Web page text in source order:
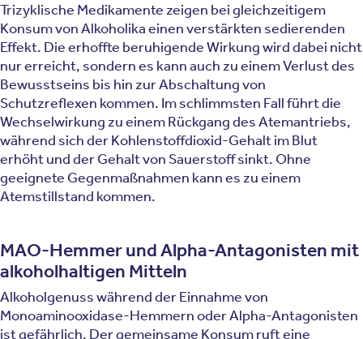
Trizyklische Medikamente zeigen bei gleichzeitigem
Konsum von Alkoholika einen verstärkten sedierenden
Effekt. Die erhoffte beruhigende Wirkung wird dabei nicht
nur erreicht, sondern es kann auch zu einem Verlust des
Bewusstseins bis hin zur Abschaltung von
Schutzreflexen kommen. Im schlimmsten Fall führt die
Wechselwirkung zu einem Rückgang des Atemantriebs,
während sich der Kohlenstoffdioxid-Gehalt im Blut
erhöht und der Gehalt von Sauerstoff sinkt. Ohne
geeignete Gegenmaßnahmen kann es zu einem
Atemstillstand kommen.
MAO-Hemmer und Alpha-Antagonisten mit
alkoholhaltigen Mitteln
Alkoholgenuss während der Einnahme von
Monoaminooxidase-Hemmern oder Alpha-Antagonisten
ist gefährlich. Der gemeinsame Konsum ruft eine